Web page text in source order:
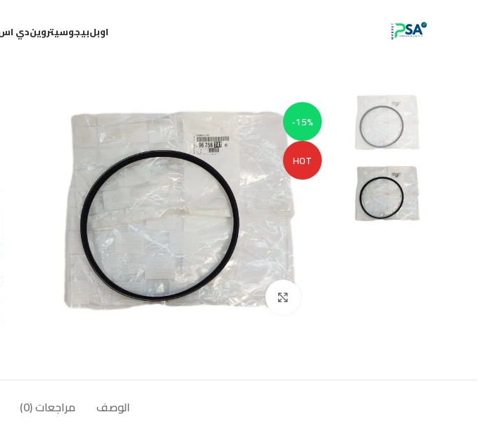
اوبلبيجوسيترويندي اس
-15%
HOT
Click to enlarge
الوصف مراجعات (0)